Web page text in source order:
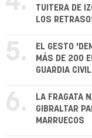
TUITERA DE
LOS
5.
EL GESTO
MÁS DE 200
GUARDIA
6.
LA FRAGATA
GIBRALTAR
MARRUECOS